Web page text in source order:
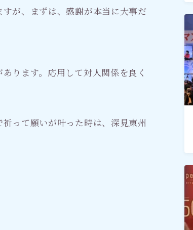
が、まずは、感謝が本当に大事だ
ります。応用して対人関係を良く
って願いが叶った時は、深見東州